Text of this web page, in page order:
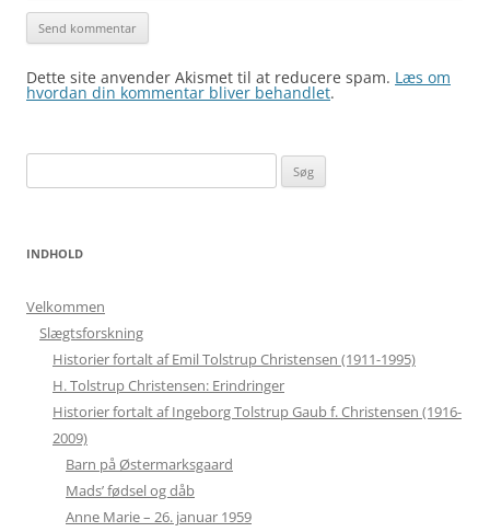
Dette site anvender Akismet til at reducere spam. Læs om
hvordan din kommentar bliver behandlet.
efter:
INDHOLD
Velkommen
Slægtsforskning
Historier fortalt af Emil Tolstrup Christensen (1911-1995)
H. Tolstrup Christensen: Erindringer
Historier fortalt af Ingeborg Tolstrup Gaub f. Christensen (1916-
2009)
Barn på Østermarksgaard
Mads’ fødsel og dåb
Anne Marie – 26. januar 1959